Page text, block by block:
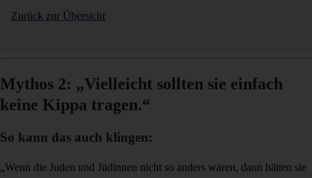
Zurück zur Übersicht
Mythos 2: „Vielleicht sollten sie einfach
keine Kippa tragen.“
So kann das auch klingen:
„Wenn die Juden und Jüdinnen nicht so anders wären, dann hätten sie